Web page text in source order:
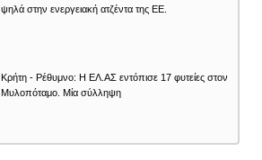
ψηλά στην ενεργειακή ατζέντα της ΕΕ.
Κρήτη - Ρέθυμνο: Η ΕΛ.ΑΣ εντόπισε 17 φυτείες στον
Μυλοπόταμο. Μία σύλληψη